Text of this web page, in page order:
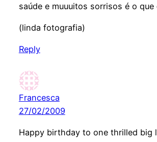
saúde e muuuitos sorrisos é o que
(linda fotografia)
Reply
Francesca
27/02/2009
Happy birthday to one thrilled big